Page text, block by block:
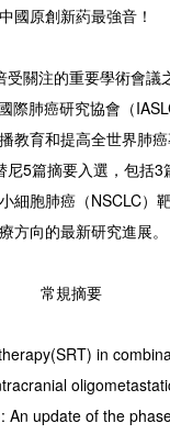
國原創新葯最強音！
受關注的重要學術會議
際肺癌研究協會（
教育和提高全世界肺癌
尼5篇摘要入選，包括
細胞肺癌（NSCLC）
方向的最新研究進展。
常規摘要
in
An update of the